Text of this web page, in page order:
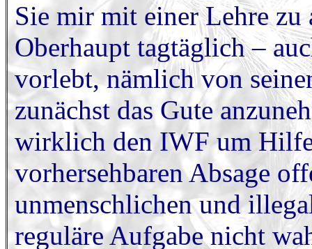
Sie mir mit einer Lehre zu
Oberhaupt tagtäglich –
vorlebt, nämlich von
zunächst das Gute
wirklich den IWF um
vorhersehbaren Absage
unmenschlichen und
reguläre Aufgabe nicht